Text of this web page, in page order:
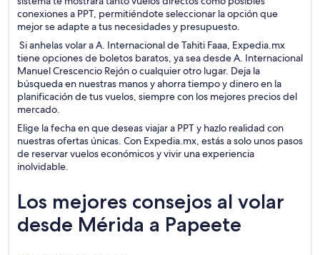
conexiones a PPT, permitiéndote seleccionar la opción que
mejor se adapte a tus necesidades y presupuesto.
Si anhelas volar a A. Internacional de Tahiti Faaa, Expedia.mx
tiene opciones de boletos baratos, ya sea desde A. Internacional
Manuel Crescencio Rejón o cualquier otro lugar. Deja la
búsqueda en nuestras manos y ahorra tiempo y dinero en la
planificación de tus vuelos, siempre con los mejores precios del
mercado.
Elige la fecha en que deseas viajar a PPT y hazlo realidad con
nuestras ofertas únicas. Con Expedia.mx, estás a solo unos pasos
de reservar vuelos económicos y vivir una experiencia
inolvidable.
Los mejores consejos al volar
desde Mérida a Papeete